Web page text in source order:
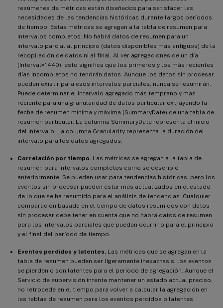
resúmenes de métricas están diseñados para satisfacer las
necesidades de las tendencias históricas durante largos períodos
de tiempo. Estas métricas se agregan a la tabla de resumen para
intervalos completos. No habrá datos de resumen para un
intervalo parcial al principio (datos disponibles más antiguos) de la
recopilación de datos ni al final. Al ver agregaciones de un día
(Interval=1440), esto significa que los primeros y los más recientes
días incompletos no tendrán datos. Aunque los datos sin procesar
pueden existir para esos intervalos parciales, nunca se resumirán.
Puede determinar el intervalo agregado más temprano y más
reciente para una granularidad de datos particular extrayendo la
fecha de resumen mínima y máxima (SummaryDate) de una tabla de
resumen particular. La columna SummaryDate representa el inicio
del intervalo. La columna Granularity representa la duración del
intervalo para los datos agregados.
Correlación por tiempo. Las métricas se agregan a la tabla de
resumen para intervalos completos como se describió
anteriormente. Se pueden usar para tendencias históricas, pero los
eventos sin procesar pueden estar más actualizados en el estado
de lo que se ha resumido para el análisis de tendencias. Cualquier
comparación basada en el tiempo de datos resumidos con datos
sin procesar debe tener en cuenta que no habrá datos de resumen
para los intervalos parciales que puedan ocurrir o para el principio
y el final del período de tiempo.
Eventos perdidos y latentes. Las métricas que se agregan en la
tabla de resumen pueden ser ligeramente inexactas si los eventos
se pierden o son latentes para el período de agregación. Aunque el
Servicio de supervisión intenta mantener un estado actual preciso,
no retrocede en el tiempo para volver a calcular la agregación en
las tablas de resumen para los eventos perdidos o latentes.